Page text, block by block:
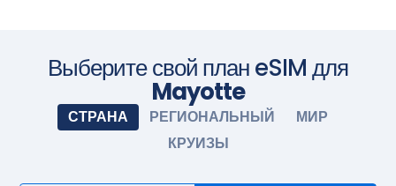
Сфотографируйте камерой
Выберите свой план eSIM для
Mayotte
СТРАНА РЕГИОНАЛЬНЫЙ
МИР
КРУИЗЫ